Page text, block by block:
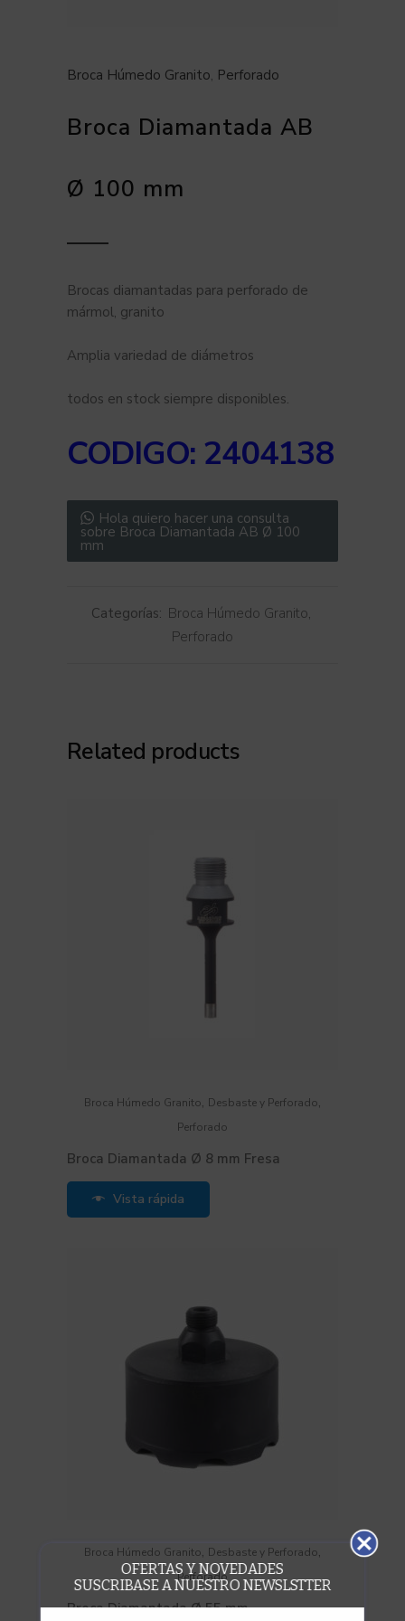
Broca Húmedo Granito, Perforado
Broca Diamantada AB
Ø 100 mm
Brocas diamantadas para perforado de
mármol, granito
Amplia variedad de diámetros
todos en stock siempre disponibles.
CODIGO: 2404138
Hola quiero hacer una consulta
sobre Broca Diamantada AB Ø 100
mm
Categorías: Broca Húmedo Granito,
Perforado
Related products
Broca Húmedo Granito, Desbaste y Perforado,
Perforado
Broca Diamantada Ø 8 mm Fresa
Vista rápida
Broca Húmedo Granito, Desbaste y Perforado,
Perforado
Broca Diamantada Ø 55 mm.
OFERTAS Y NOVEDADES
SUSCRIBASE A NUESTRO NEWSLSTTER